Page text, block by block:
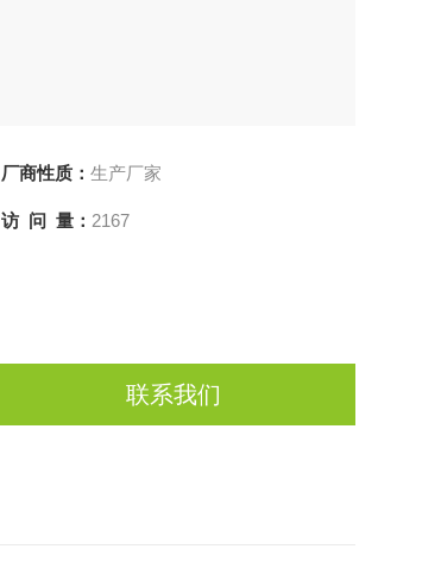
厂商性质： 生产厂家
访 问 量： 2167
联系我们